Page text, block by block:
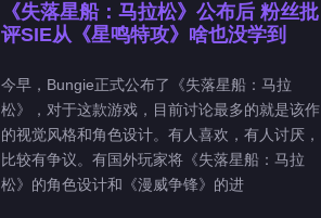
《失落星船：马拉松》公布后 粉丝批
评SIE从《星鸣特攻》啥也没学到
今早，Bungie正式公布了《失落星船：马拉
松》，对于这款游戏，目前讨论最多的就是该作
的视觉风格和角色设计。有人喜欢，有人讨厌，
比较有争议。有国外玩家将《失落星船：马拉
松》的角色设计和《漫威争锋》的进